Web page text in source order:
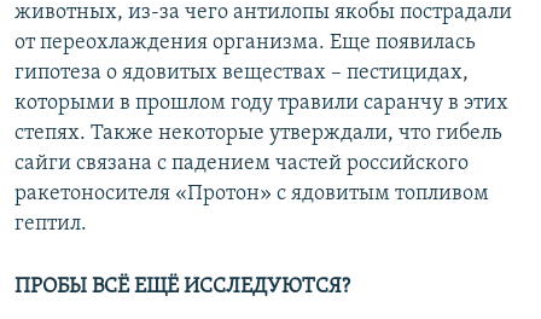
животных, из-за чего антилопы якобы пострадали
от переохлаждения организма. Еще появилась
гипотеза о ядовитых веществах – пестицидах,
которыми в прошлом году травили саранчу в этих
степях. Также некоторые утверждали, что гибель
сайги связана с падением частей российского
ракетоносителя «Протон» с ядовитым топливом
гептил.
ПРОБЫ ВСЁ ЕЩЁ ИССЛЕДУЮТСЯ?